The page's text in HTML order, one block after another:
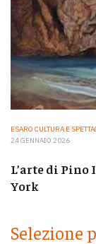
ESARO CULTURA E
24 GENNAIO 2026
L’arte di
York
Selezione